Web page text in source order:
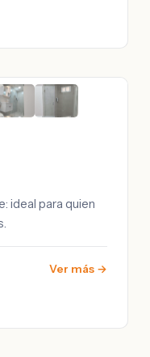
ideal para quien
Ver más →